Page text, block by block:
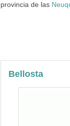
provincia de las
Bellosta